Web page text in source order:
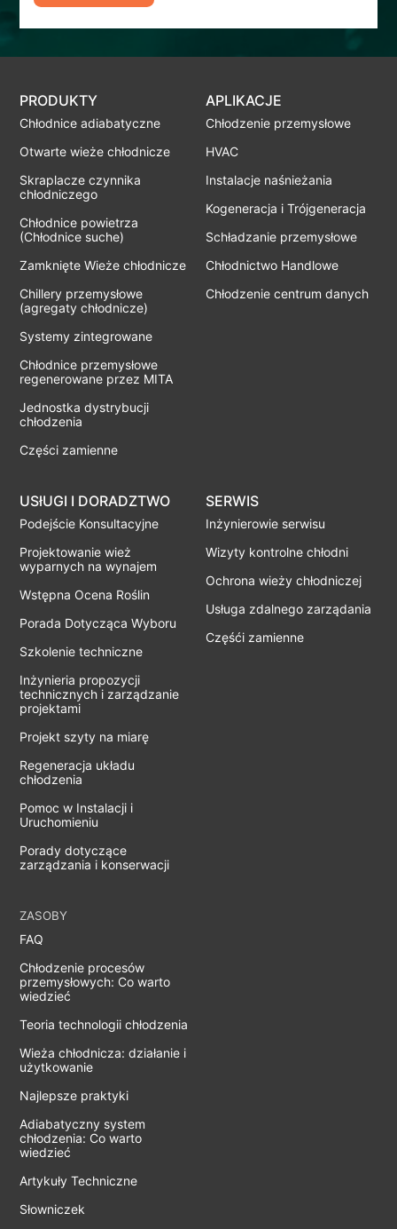
PRODUKTY
Chłodnice adiabatyczne
Otwarte wieże chłodnicze
Skraplacze czynnika
chłodniczego
Chłodnice powietrza
(Chłodnice suche)
Zamknięte Wieże chłodnicze
Chillery przemysłowe
(agregaty chłodnicze)
Systemy zintegrowane
Chłodnice przemysłowe
regenerowane przez MITA
Jednostka dystrybucji
chłodzenia
Części zamienne
APLIKACJE
Chłodzenie przemysłowe
HVAC
Instalacje naśnieżania
Kogeneracja i Trójgeneracja
Schładzanie przemysłowe
Chłodnictwo Handlowe
Chłodzenie centrum danych
USłUGI I DORADZTWO
Podejście Konsultacyjne
Projektowanie wież
wyparnych na wynajem
Wstępna Ocena Roślin
Porada Dotycząca Wyboru
Szkolenie techniczne
Inżynieria propozycji
technicznych i zarządzanie
projektami
Projekt szyty na miarę
Regeneracja układu
chłodzenia
Pomoc w Instalacji i
Uruchomieniu
Porady dotyczące
zarządzania i konserwacji
SERWIS
Inżynierowie serwisu
Wizyty kontrolne chłodni
Ochrona wieży chłodniczej
Usługa zdalnego zarządania
Częśći zamienne
ZASOBY
FAQ
Chłodzenie procesów
przemysłowych: Co warto
wiedzieć
Teoria technologii chłodzenia
Wieża chłodnicza: działanie i
użytkowanie
Najlepsze praktyki
Adiabatyczny system
chłodzenia: Co warto
wiedzieć
Artykuły Techniczne
Słowniczek